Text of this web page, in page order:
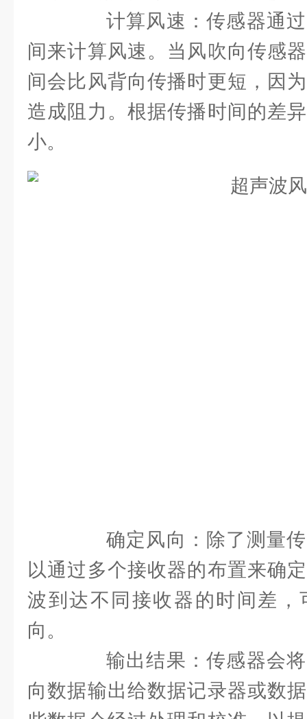
计算风速：传感器通过
间来计算风速。当风吹向传感
间会比风背向传播时更短，因
造成阻力。根据传播时间的差
小。
确定风向：除了测量传
以通过多个接收器的布置来确
波到达不同接收器的时间差，
向。
输出结果：传感器会将
向数据输出给数据记录器或数